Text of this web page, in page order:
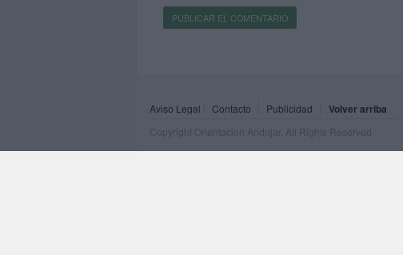
Aviso Legal Contacto Publicidad Volver arriba